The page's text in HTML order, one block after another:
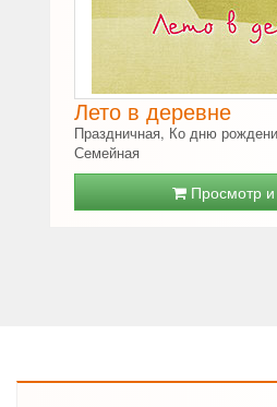
Лето в деревне
Праздничная, Ко дню
Семейная
Просмотр и